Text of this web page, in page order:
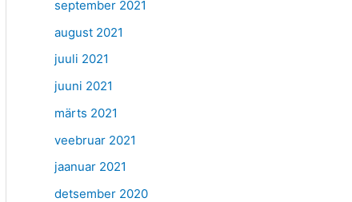
september 2021
august 2021
juuli 2021
juuni 2021
märts 2021
veebruar 2021
jaanuar 2021
detsember 2020